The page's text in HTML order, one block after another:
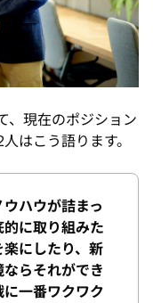
、現在のポジション
はこう語ります。
ハウが詰まっ
に取り組みた
にしたり、新
らそれができ
一番ワクワク